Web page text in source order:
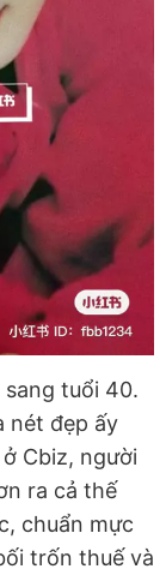
sang tuổi 40.
nét đẹp ấy
Cbiz, người
ra cả thế
chuẩn mực
trốn thuế và